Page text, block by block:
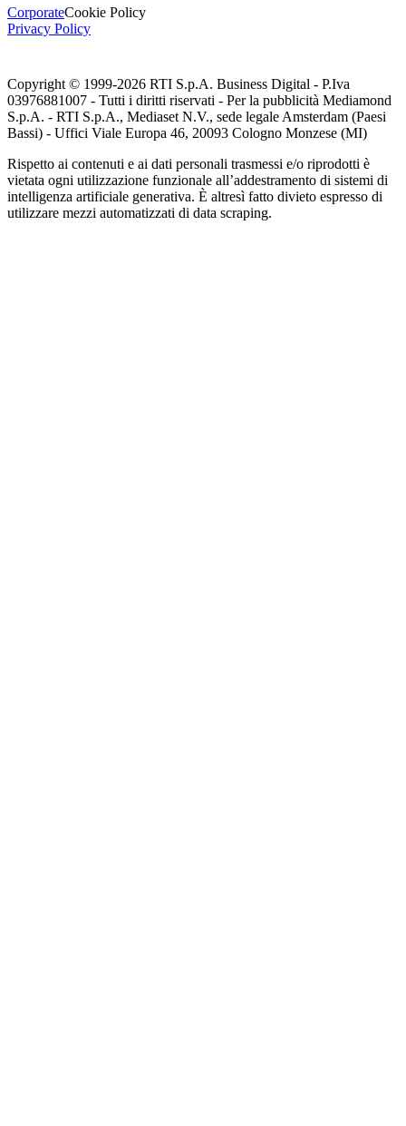
CorporateCookie Policy
Privacy Policy
Copyright © 1999-2026 RTI S.p.A. Business Digital - P.Iva
03976881007 - Tutti i diritti riservati - Per la pubblicità Mediamond
S.p.A. - RTI S.p.A., Mediaset N.V., sede legale Amsterdam (Paesi
Bassi) - Uffici Viale Europa 46, 20093 Cologno Monzese (MI)
Rispetto ai contenuti e ai dati personali trasmessi e/o riprodotti è
vietata ogni utilizzazione funzionale all’addestramento di sistemi di
intelligenza artificiale generativa. È altresì fatto divieto espresso di
utilizzare mezzi automatizzati di data scraping.